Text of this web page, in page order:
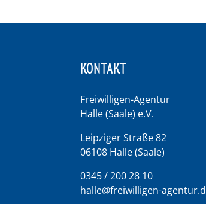
KONTAKT
Freiwilligen-Agentur
Halle (Saale) e.V.
Leipziger Straße 82
06108 Halle (Saale)
0345 / 200 28 10
halle@freiwilligen-